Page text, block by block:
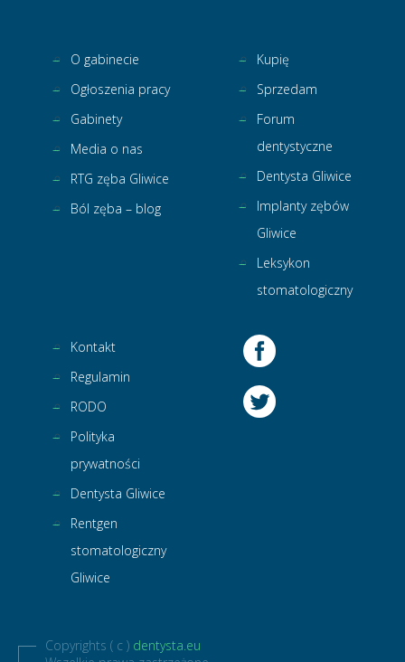
O gabinecie
Ogłoszenia pracy
Gabinety
Media o nas
RTG zęba Gliwice
Ból zęba – blog
Kupię
Sprzedam
Forum
dentystyczne
Dentysta Gliwice
Implanty zębów
Gliwice
Leksykon
stomatologiczny
Kontakt
Regulamin
RODO
Polityka
prywatności
Dentysta Gliwice
Rentgen
stomatologiczny
Gliwice
Copyrights ( c ) dentysta.eu